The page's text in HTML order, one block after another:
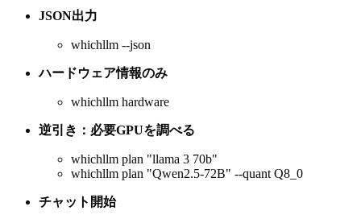
JSON出力
whichllm --json
ハードウェア情報のみ
whichllm hardware
逆引き：必要GPUを調べる
whichllm plan "llama 3 70b"
whichllm plan "Qwen2.5-72B" --quant Q8_0
チャット開始